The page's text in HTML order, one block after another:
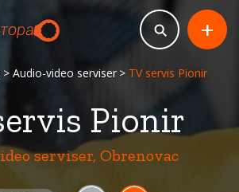
Audio-video serviser TV servis Pionir
Pionir
serviser, Obrenovac
+